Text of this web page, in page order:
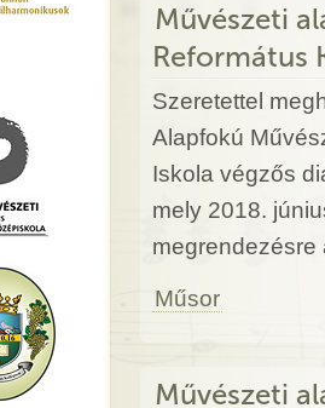
Művészeti
Református
Szeretettel
Alapfokú
Iskola végzős
mely 2018.
megrendezésre
Műsor
Művészeti